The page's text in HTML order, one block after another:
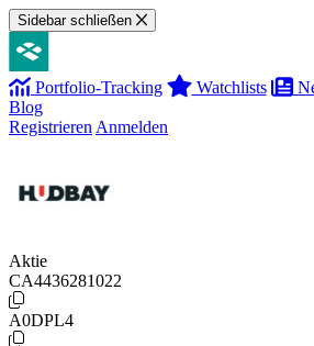
Sidebar schließen
Portfolio-Tracking Watchlists
Blog
Registrieren Anmelden
Aktie
CA4436281022
A0DPL4